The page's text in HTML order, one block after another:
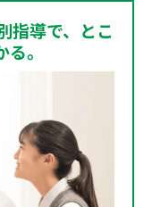
指導で、とこ
。